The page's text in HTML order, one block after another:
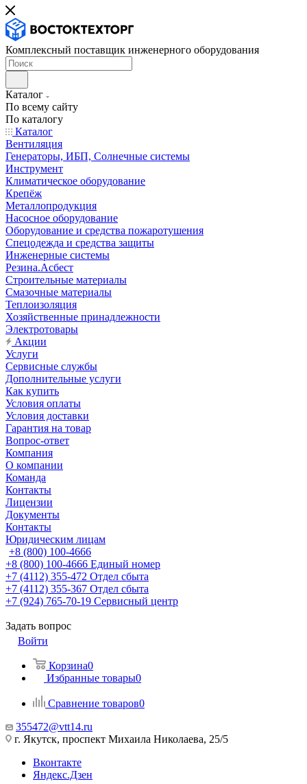
Комплексный поставщик инженерного оборудования
Каталог
По всему сайту
По каталогу
Каталог
Вентиляция
Генераторы, ИБП, Солнечные системы
Инструмент
Климатическое оборудование
Крепёж
Металлопродукция
Насосное оборудование
Оборудование и средства пожаротушения
Спецодежда и средства защиты
Инженерные системы
Резина.Асбест
Строительные материалы
Смазочные материалы
Теплоизоляция
Хозяйственные принадлежности
Электротовары
Акции
Услуги
Сервисные службы
Дополнительные услуги
Как купить
Условия оплаты
Условия доставки
Гарантия на товар
Вопрос-ответ
Компания
О компании
Команда
Контакты
Лицензии
Документы
Контакты
Юридическим лицам
+8 (800) 100-4666
+8 (800) 100-4666 Единый номер
+7 (4112) 355-472 Отдел сбыта
+7 (4112) 355-367 Отдел сбыта
+7 (924) 765-70-19 Сервисный центр
Задать вопрос
Войти
Корзина0
Избранные товары0
Сравнение товаров0
355472@vtt14.ru
г. Якутск, проспект Михаила Николаева, 25/5
Вконтакте
Яндекс.Дзен